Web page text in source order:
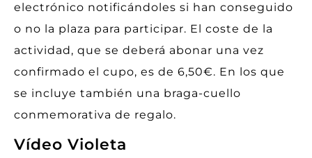
electrónico notificándoles si han conseguido
o no la plaza para participar. El coste de la
actividad, que se deberá abonar una vez
confirmado el cupo, es de 6,50€. En los que
se incluye también una braga-cuello
conmemorativa de regalo.
Vídeo Violeta